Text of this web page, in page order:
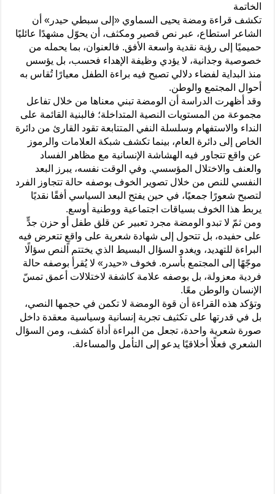
الخاتمة
تكشف قراءة ومضة يحيى السماوي «إلى سبطي حيدر» أن
الشاعر استطاع، عبر نص قصير ومكثف، أن يحوّل مشهدًا عائليًا
حميميًا إلى رؤية نقدية واسعة الأفق. فالعنوان، بما يحمله من
خصوصية وجدانية، لا يؤدي وظيفة الإهداء فحسب، بل يؤسس
منذ البداية لفضاء دلالي تصبح فيه براءة الطفل معيارًا تُقاس به
أحوال المجتمع والوطن.
وقد أظهرت الدراسة أن الومضة تبني معناها من خلال تفاعل
مجموعة من المستويات النصية المتداخلة؛ فالبنية القائمة على
النداء والاستفهام وسلسلة النفي المتتابعة تقود القارئ من دائرة
الخاص إلى دائرة العام، بينما تكشف شبكة العلامات والرموز
عن واقع تتجاور فيه الهشاشة الإنسانية مع مظاهر الفساد
والعنف والاختلال المؤسسي. وفي الوقت نفسه، يبرز البعد
النفسي للنص من خلال تصوير الخوف بوصفه حالة تتجاوز الفرد
لتصبح شعورًا جمعيًا، في حين يفتح البعد السياسي أفقًا نقديًا
يربط هذا الخوف بسياقات اجتماعية ووطنية أوسع.
ومن ثمّ لا تبدو الومضة مجرد تعبير عن قلق طفل أو حزن جدٍّ
على حفيده، بل تتحول إلى شهادة شعرية على واقعٍ تتعرض فيه
البراءة للتهديد، ويغدو السؤال البسيط الذي يختتم النص سؤالًا
موجّهًا إلى المجتمع بأسره. فخوف «حيدر» لا يُقرأ بوصفه حالة
فردية معزولة، بل بوصفه علامة كاشفة لاختلالات أعمق تمسّ
الإنسان والوطن معًا.
وتؤكد هذه القراءة أن قوة الومضة لا تكمن في حجمها النصي،
بل في قدرتها على تكثيف تجربة إنسانية وسياسية معقدة داخل
صورة شعرية واحدة، تجعل من البراءة أداة كشف، ومن السؤال
الشعري فعلًا أخلاقيًا يدعو إلى التأمل والمساءلة.